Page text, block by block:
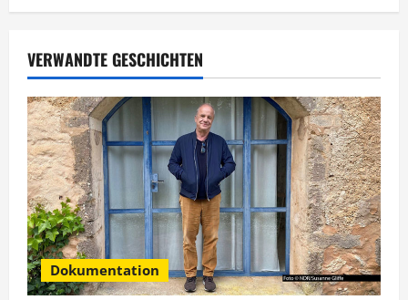
r
a
g
s
n
a
v
i
VERWANDTE GESCHICHTEN
Dokumentation